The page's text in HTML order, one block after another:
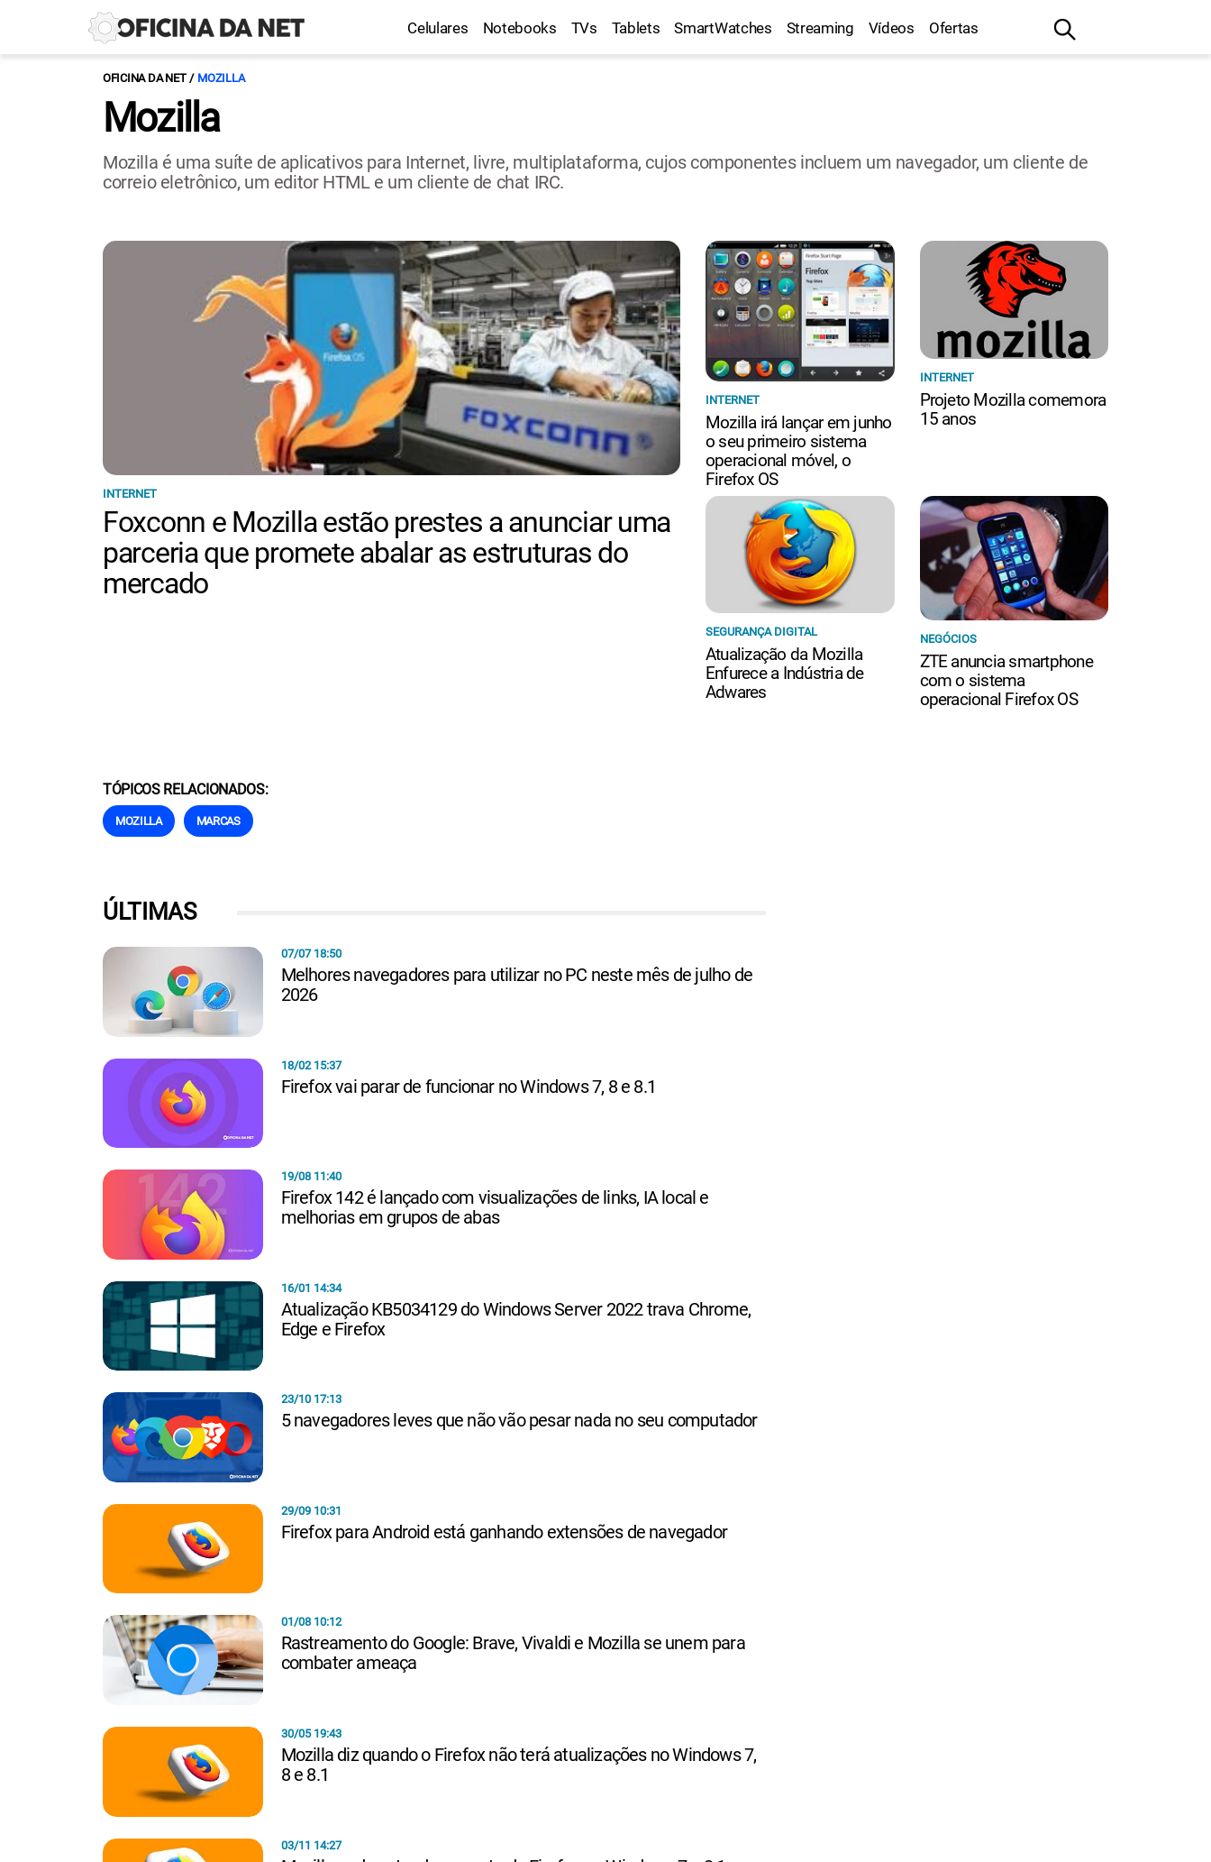
Celulares Notebooks TVs Tablets SmartWatches Streaming Vídeos Ofertas
OFICINA DA NET MOZILLA
Mozilla
Mozilla é uma suíte de aplicativos para Internet, livre, multiplataforma, cujos componentes incluem um navegador, um cliente de
correio eletrônico, um editor HTML e um cliente de chat IRC.
INTERNET
Foxconn e Mozilla estão prestes a anunciar uma
parceria que promete abalar as estruturas do
mercado
INTERNET
Mozilla irá lançar em junho
o seu primeiro sistema
operacional móvel, o
Firefox OS
INTERNET
Projeto Mozilla comemora
15 anos
SEGURANÇA DIGITAL
Atualização da Mozilla
Enfurece a Indústria de
Adwares
NEGÓCIOS
ZTE anuncia smartphone
com o sistema
operacional Firefox OS
TÓPICOS RELACIONADOS:
MOZILLA MARCAS
ÚLTIMAS
07/07 18:50
Melhores navegadores para utilizar no PC neste mês de julho de
2026
18/02 15:37
Firefox vai parar de funcionar no Windows 7, 8 e 8.1
19/08 11:40
Firefox 142 é lançado com visualizações de links, IA local e
melhorias em grupos de abas
16/01 14:34
Atualização KB5034129 do Windows Server 2022 trava Chrome,
Edge e Firefox
23/10 17:13
5 navegadores leves que não vão pesar nada no seu computador
29/09 10:31
Firefox para Android está ganhando extensões de navegador
01/08 10:12
Rastreamento do Google: Brave, Vivaldi e Mozilla se unem para
combater ameaça
30/05 19:43
Mozilla diz quando o Firefox não terá atualizações no Windows 7,
8 e 8.1
03/11 14:27